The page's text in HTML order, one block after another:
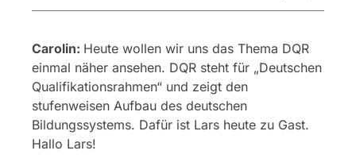
Carolin: Heute wollen wir uns das Thema DQR
einmal näher ansehen. DQR steht für „Deutschen
Qualifikationsrahmen“ und zeigt den
stufenweisen Aufbau des deutschen
Bildungssystems. Dafür ist Lars heute zu Gast.
Hallo Lars!